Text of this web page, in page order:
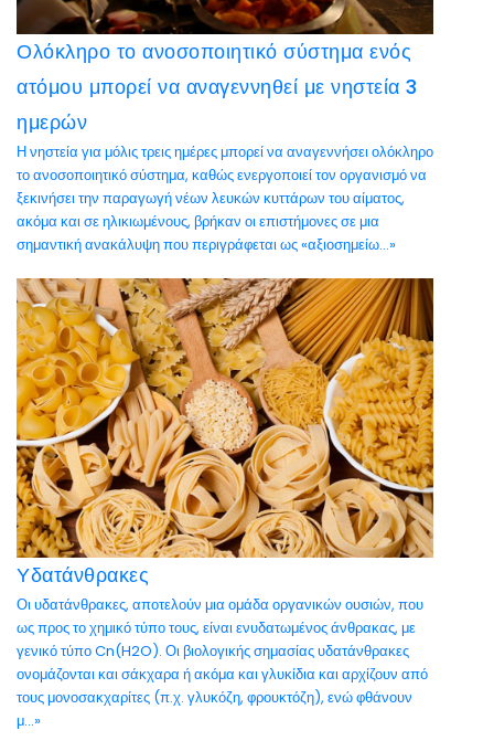
Ολόκληρο το ανοσοποιητικό σύστημα ενός
ατόμου μπορεί να αναγεννηθεί με νηστεία 3
ημερών
Η νηστεία για μόλις τρεις ημέρες μπορεί να αναγεννήσει ολόκληρο
το ανοσοποιητικό σύστημα, καθώς ενεργοποιεί τον οργανισμό να
ξεκινήσει την παραγωγή νέων λευκών κυττάρων του αίματος,
ακόμα και σε ηλικιωμένους, βρήκαν οι επιστήμονες σε μια
σημαντική ανακάλυψη που περιγράφεται ως «αξιοσημείω...»
Υδατάνθρακες
Οι υδατάνθρακες, αποτελούν μια ομάδα οργανικών ουσιών, που
ως προς το χημικό τύπο τους, είναι ενυδατωμένος άνθρακας, με
γενικό τύπο Cn(H2O). Οι βιολογικής σημασίας υδατάνθρακες
ονομάζονται και σάκχαρα ή ακόμα και γλυκίδια και αρχίζουν από
τους μονοσακχαρίτες (π.χ. γλυκόζη, φρουκτόζη), ενώ φθάνουν
μ...»